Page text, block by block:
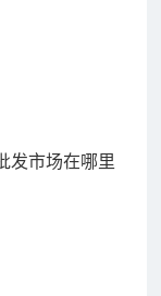
发市场在哪里